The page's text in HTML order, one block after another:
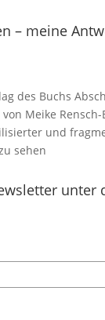
– meine
unter